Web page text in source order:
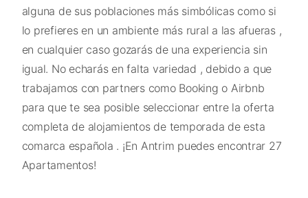
alguna de sus poblaciones más simbólicas como si
lo prefieres en un ambiente más rural a las afueras ,
en cualquier caso gozarás de una experiencia sin
igual. No echarás en falta variedad , debido a que
trabajamos con partners como Booking o Airbnb
para que te sea posible seleccionar entre la oferta
completa de alojamientos de temporada de esta
comarca española . ¡En Antrim puedes encontrar 27
Apartamentos!